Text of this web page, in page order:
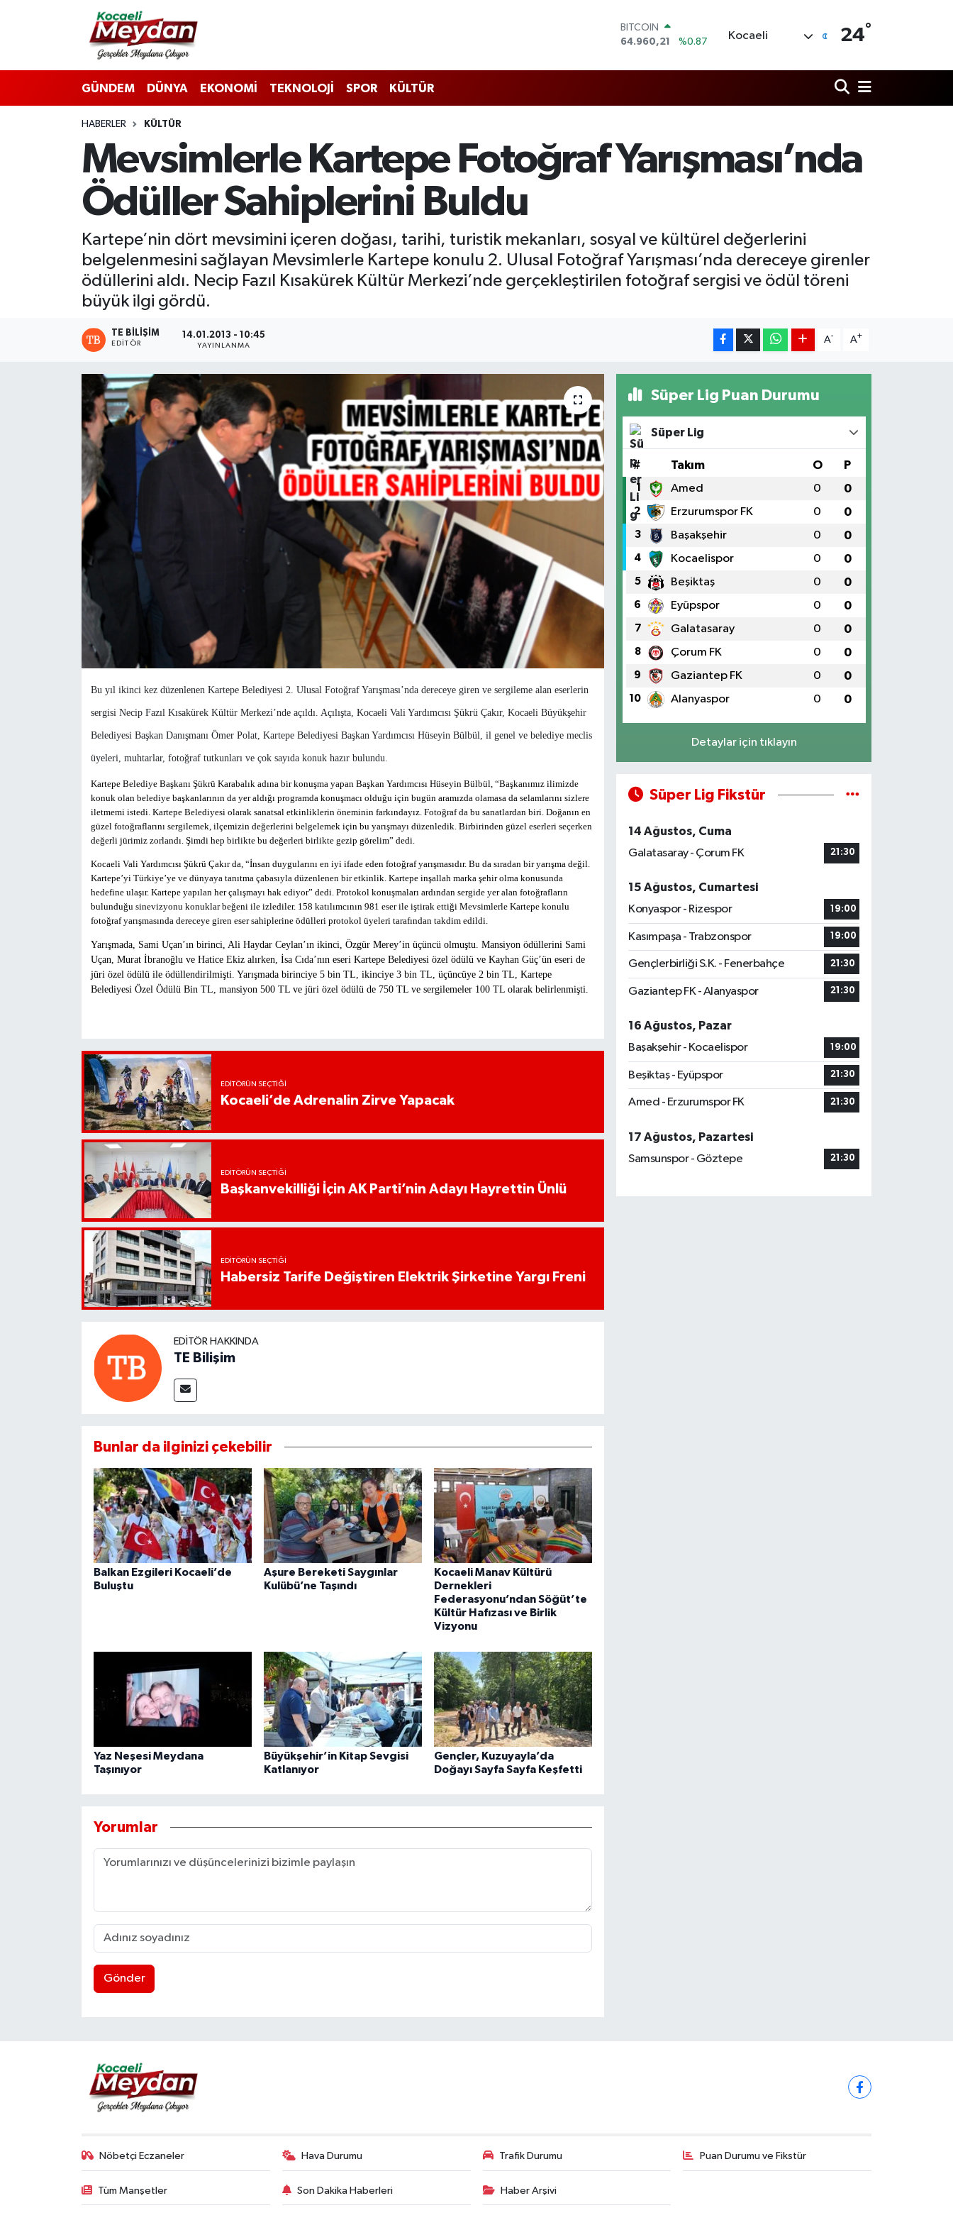
BITCOIN
64.960,21
%0.87
47,7436
%0.18
6660.55
%0.03
BİST100
Kocaeli 24°
GÜNDEM DÜNYA EKONOMİ TEKNOLOJİ SPOR KÜLTÜR
HABERLER KÜLTÜR
Mevsimlerle Kartepe Fotoğraf Yarışması’nda
Ödüller Sahiplerini Buldu
Kartepe’nin dört mevsimini içeren doğası, tarihi, turistik mekanları, sosyal ve kültürel değerlerini
belgelenmesini sağlayan Mevsimlerle Kartepe konulu 2. Ulusal Fotoğraf Yarışması’nda dereceye girenler
ödüllerini aldı. Necip Fazıl Kısakürek Kültür Merkezi’nde gerçekleştirilen fotoğraf sergisi ve ödül töreni
büyük ilgi gördü.
TE BILIŞIM
EDITÖR
14.01.2013 - 10:45
YAYINLANMA
A- A+
Bu yıl ikinci kez düzenlenen Kartepe Belediyesi 2. Ulusal Fotoğraf Yarışması’nda dereceye giren ve sergileme alan eserlerin
sergisi Necip Fazıl Kısakürek Kültür Merkezi’nde açıldı. Açılışta, Kocaeli Vali Yardımcısı Şükrü Çakır, Kocaeli Büyükşehir
Belediyesi Başkan Danışmanı Ömer Polat, Kartepe Belediyesi Başkan Yardımcısı Hüseyin Bülbül, il genel ve belediye meclis
üyeleri, muhtarlar, fotoğraf tutkunları ve çok sayıda konuk hazır bulundu.
Kartepe Belediye Başkanı Şükrü Karabalık adına bir konuşma yapan Başkan Yardımcısı Hüseyin Bülbül, “Başkanımız ilimizde
konuk olan belediye başkanlarının da yer aldığı programda konuşmacı olduğu için bugün aramızda olamasa da selamlarını sizlere
iletmemi istedi. Kartepe Belediyesi olarak sanatsal etkinliklerin öneminin farkındayız. Fotoğraf da bu sanatlardan biri. Doğanın en
güzel fotoğraflarını sergilemek, ilçemizin değerlerini belgelemek için bu yarışmayı düzenledik. Birbirinden güzel eserleri seçerken
değerli jürimiz zorlandı. Şimdi hep birlikte bu değerleri birlikte gezip görelim” dedi.
Kocaeli Vali Yardımcısı Şükrü Çakır da, “İnsan duygularını en iyi ifade eden fotoğraf yarışmasıdır. Bu da sıradan bir yarışma değil.
Kartepe’yi Türkiye’ye ve dünyaya tanıtma çabasıyla düzenlenen bir etkinlik. Kartepe inşallah marka şehir olma konusunda
hedefine ulaşır. Kartepe yapılan her çalışmayı hak ediyor” dedi. Protokol konuşmaları ardından sergide yer alan fotoğrafların
bulunduğu sinevizyonu konuklar beğeni ile izlediler. 158 katılımcının 981 eser ile iştirak ettiği Mevsimlerle Kartepe konulu
fotoğraf yarışmasında dereceye giren eser sahiplerine ödülleri protokol üyeleri tarafından takdim edildi.
Yarışmada, Sami Uçan’ın birinci, Ali Haydar Ceylan’ın ikinci, Özgür Merey’in üçüncü olmuştu. Mansiyon ödüllerini Sami
Uçan, Murat İbranoğlu ve Hatice Ekiz alırken, İsa Cıda’nın eseri Kartepe Belediyesi özel ödülü ve Kayhan Güç’ün eseri de
jüri özel ödülü ile ödüllendirilmişti. Yarışmada birinciye 5 bin TL, ikinciye 3 bin TL, üçüncüye 2 bin TL, Kartepe
Belediyesi Özel Ödülü Bin TL, mansiyon 500 TL ve jüri özel ödülü de 750 TL ve sergilemeler 100 TL olarak belirlenmişti.
EDITÖRÜN SEÇTIĞI
Kocaeli’de Adrenalin Zirve Yapacak
EDITÖRÜN SEÇTIĞI
Başkanvekilliği İçin AK Parti’nin Adayı Hayrettin Ünlü
EDITÖRÜN SEÇTIĞI
Habersiz Tarife Değiştiren Elektrik Şirketine Yargı Freni
EDITÖR HAKKINDA
TE Bilişim
Bunlar da ilginizi çekebilir
Balkan Ezgileri Kocaeli’de
Buluştu
Aşure Bereketi Saygınlar
Kulübü’ne Taşındı
Kocaeli Manav Kültürü
Dernekleri
Federasyonu’ndan Söğüt’te
Kültür Hafızası ve Birlik
Vizyonu
Yaz Neşesi Meydana
Taşınıyor
Büyükşehir’in Kitap Sevgisi
Katlanıyor
Gençler, Kuzuyayla’da
Doğayı Sayfa Sayfa Keşfetti
Yorumlar
Gönder
Süper Lig Puan Durumu
Süper Lig
# Takım O P
1 Amed 0 0
2 Erzurumspor FK 0 0
3 Başakşehir 0 0
4 Kocaelispor 0 0
5 Beşiktaş 0 0
6 Eyüpspor 0 0
7 Galatasaray 0 0
8 Çorum FK 0 0
9 Gaziantep FK 0 0
10 Alanyaspor 0 0
Detaylar için tıklayın
Süper Lig Fikstür
14 Ağustos, Cuma
Galatasaray - Çorum FK
21:30
15 Ağustos, Cumartesi
Konyaspor - Rizespor
19:00
Kasımpaşa - Trabzonspor 19:00
Gençlerbirliği S.K. - Fenerbahçe 21:30
Gaziantep FK - Alanyaspor 21:30
16 Ağustos, Pazar
Başakşehir - Kocaelispor
19:00
Beşiktaş - Eyüpspor 21:30
Amed - Erzurumspor FK 21:30
17 Ağustos, Pazartesi
Samsunspor - Göztepe
21:30
Nöbetçi Eczaneler Hava Durumu Trafik Durumu Puan Durumu ve Fikstür
Tüm Manşetler Son Dakika Haberleri Haber Arşivi
Nöbetçi Eczaneler
Hava Durumu
Trafik Durumu
Süper Lig Puan Durumu ve Fikstür
Tüm Manşetler
Son Dakika Haberleri
Haber Arşivi